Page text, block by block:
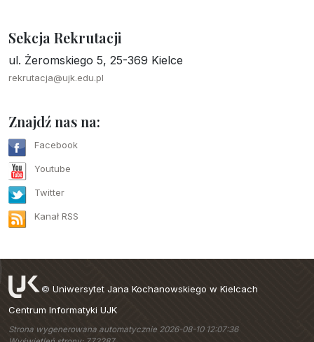
Sekcja Rekrutacji
ul. Żeromskiego 5, 25-369 Kielce
rekrutacja@ujk.edu.pl
Znajdź nas na:
Facebook
Youtube
Twitter
Kanał RSS
© Uniwersytet Jana Kochanowskiego w Kielcach
Centrum Informatyki UJK
Strona wygenerowana automatycznie 2026-08-10 12:07:36